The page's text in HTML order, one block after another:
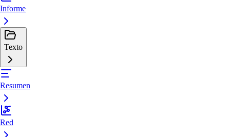
Informe
Texto
Resumen
Red